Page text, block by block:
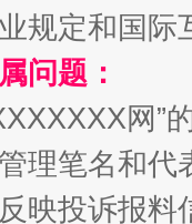
规定和国
问题：
网”
理笔名和
映投诉报